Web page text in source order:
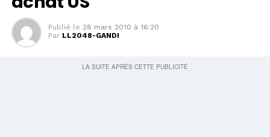
Publié le 28 mars 2010 à 16:20
Par LL2048-GANDI